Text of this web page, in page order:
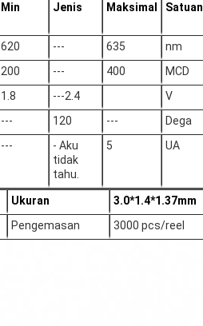
Min Jenis Maksimal Satuan
620 --- 635 nm
200 --- 400 MCD
1.8 ---2.4 V
--- 120 --- Dega
---
- Aku
tidak
tahu.
5 UA
Ukuran
3.0*1.4*1.37mm
Pengemasan 3000 pcs/reel